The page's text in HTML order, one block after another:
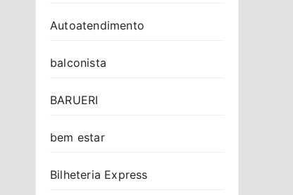
Autoatendimento
balconista
BARUERI
bem estar
Bilheteria Express